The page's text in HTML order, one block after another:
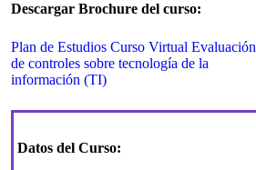
Descargar Brochure del curso:
Plan de Estudios Curso Virtual Evaluación
de controles sobre tecnología de la
información (TI)
Datos del Curso: